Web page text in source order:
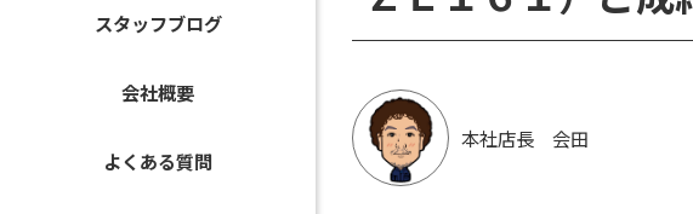
スタッフブログ
会社概要
よくある質問
本社店長 会田